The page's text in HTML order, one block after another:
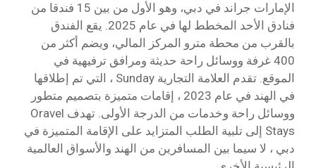
الإمارات جراند في دبي، وهو الأول من بين 15 فندقا من
فنادق الأحد المخطط لها في عام 2025. يقع الفندق
بالقرب من محطة مترو المركز المالي، ويضم أكثر من
400 غرفة ووسائل راحة حديثة ومرافق ترفيهية في
الموقع. تقدم العلامة التجارية Sunday ، التي تم إطلاقها
في الهند في عام 2023 ، إقامات متميزة بتصميم متطور
ووسائل راحة وخدمات من الدرجة الأولى. تهدف Oravel
Stays إلى تلبية الطلب المتزايد على الإقامة المتميزة في
دبي ، لا سيما بين المسافرين من الهند والأسواق العالمية